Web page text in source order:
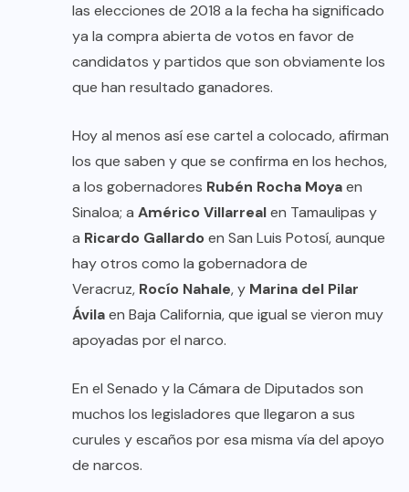
las elecciones de 2018 a la fecha ha significado
ya la compra abierta de votos en favor de
candidatos y partidos que son obviamente los
que han resultado ganadores.
Hoy al menos así ese cartel a colocado, afirman
los que saben y que se confirma en los hechos,
a los gobernadores Rubén Rocha Moyaen
Sinaloa; a Américo Villarrealen Tamaulipas y
a Ricardo Gallardoen San Luis Potosí, aunque
hay otros como la gobernadora de
Veracruz, Rocío Nahale, y Marina del Pilar
Ávilaen Baja California, que igual se vieron muy
apoyadas por el narco.
En el Senado y la Cámara de Diputados son
muchos los legisladores que llegaron a sus
curules y escaños por esa misma vía del apoyo
de narcos.